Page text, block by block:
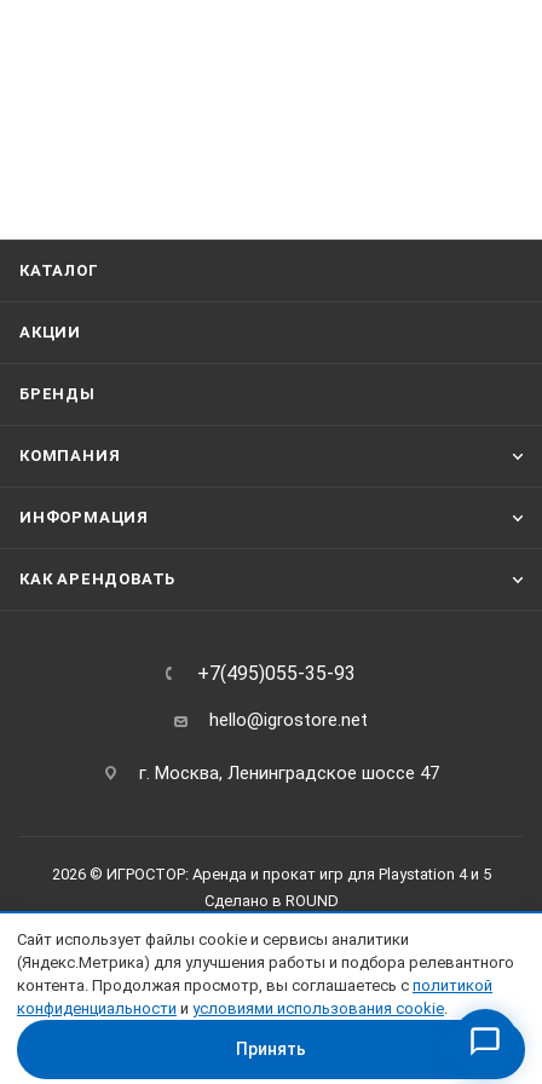
КАТАЛОГ
АКЦИИ
БРЕНДЫ
КОМПАНИЯ
ИНФОРМАЦИЯ
КАК АРЕНДОВАТЬ
+7(495)055-35-93
hello@igrostore.net
г. Москва, Ленинградское шоссе 47
2026 © ИГРОСТОР: Аренда и прокат игр для Playstation 4 и 5
Сделано в ROUND
Сайт использует файлы cookie и сервисы аналитики
(Яндекс.Метрика) для улучшения работы и подбора релевантного
контента. Продолжая просмотр, вы соглашаетесь с политикой
конфиденциальности и условиями использования cookie.
Принять